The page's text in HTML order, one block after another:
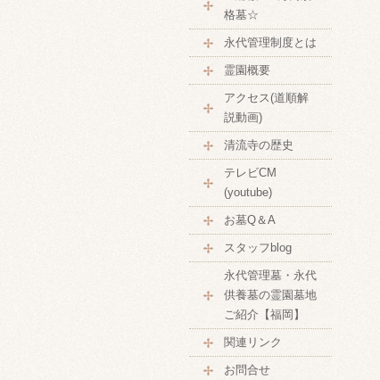
格墓☆
永代管理制度とは
霊園概要
アクセス(道順解
説動画)
清流寺の歴史
テレビCM
(youtube)
お墓Q＆A
スタッフblog
永代管理墓・永代
供養墓の霊園墓地
ご紹介【福岡】
関連リンク
お問合せ